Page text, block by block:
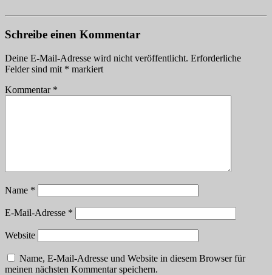
Schreibe einen Kommentar
Deine E-Mail-Adresse wird nicht veröffentlicht. Erforderliche
Felder sind mit * markiert
Kommentar *
Name *
E-Mail-Adresse *
Website
Name, E-Mail-Adresse und Website in diesem Browser für
meinen nächsten Kommentar speichern.